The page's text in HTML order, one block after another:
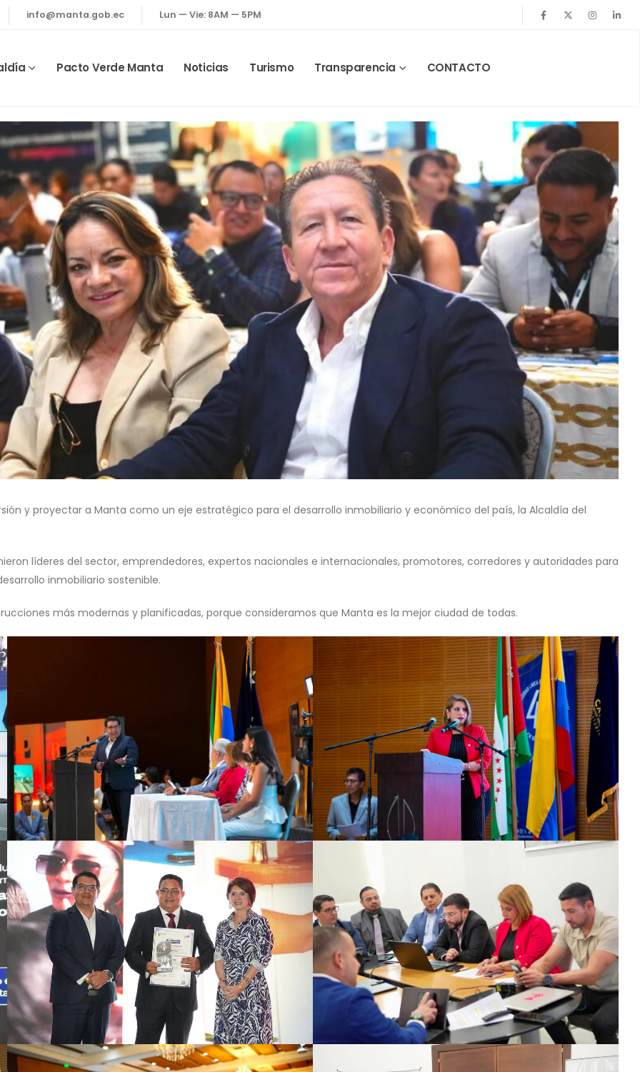
info@manta.gob.ec Lun — Vie: 8AM — 5PM
Pacto Verde Manta Noticias Turismo Transparencia CONTACTO
y proyectar a Manta como un eje estratégico para el desarrollo inmobiliario y económico del país, la Alcaldía del
líderes del sector, emprendedores, expertos nacionales e internacionales, promotores, corredores y autoridades para
inmobiliario sostenible.
más modernas y planificadas, porque consideramos que Manta es la mejor ciudad de todas.